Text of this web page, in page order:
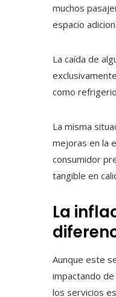
muchos
espacio
La caída de
como
La misma
mejoras en la
consumidor
tangible en
La
Aunque este
impactando
los servicios